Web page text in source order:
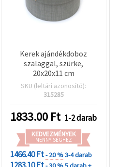
Kerek ajándékdoboz
szalaggal, szürke,
20x20x11 cm
SKU (leltári azonosító):
315285
1833.00 Ft 1-2 darab
KEDVEZMÉNYEK
MENNYISÉGHEZ
1466.40 Ft- 20 %3-4 darab
1283.10 Ft